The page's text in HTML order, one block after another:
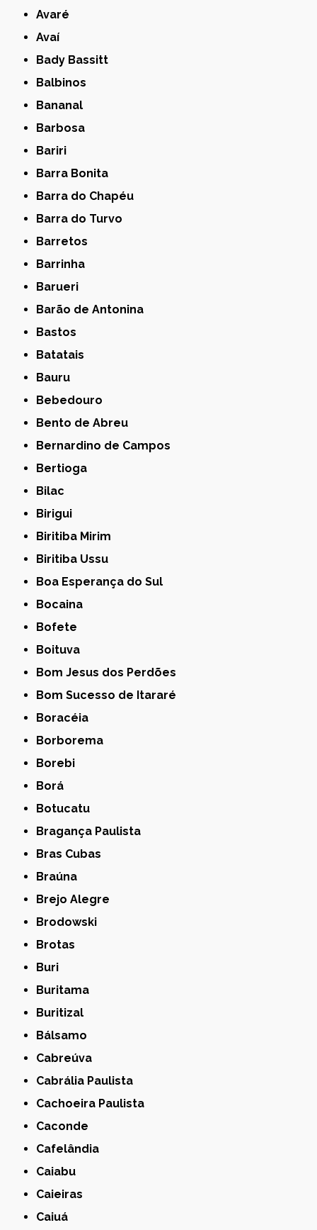
Avaré
Avaí
Bady Bassitt
Balbinos
Bananal
Barbosa
Bariri
Barra Bonita
Barra do Chapéu
Barra do Turvo
Barretos
Barrinha
Barueri
Barão de Antonina
Bastos
Batatais
Bauru
Bebedouro
Bento de Abreu
Bernardino de Campos
Bertioga
Bilac
Birigui
Biritiba Mirim
Biritiba Ussu
Boa Esperança do Sul
Bocaina
Bofete
Boituva
Bom Jesus dos Perdões
Bom Sucesso de Itararé
Boracéia
Borborema
Borebi
Borá
Botucatu
Bragança Paulista
Bras Cubas
Braúna
Brejo Alegre
Brodowski
Brotas
Buri
Buritama
Buritizal
Bálsamo
Cabreúva
Cabrália Paulista
Cachoeira Paulista
Caconde
Cafelândia
Caiabu
Caieiras
Caiuá